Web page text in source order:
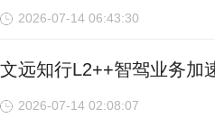
2026-07-14 06:43:30
文远知行L2++智驾业务加
2026-07-14 02:08:07